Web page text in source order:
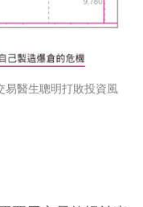
易醫生聰明打敗投資風